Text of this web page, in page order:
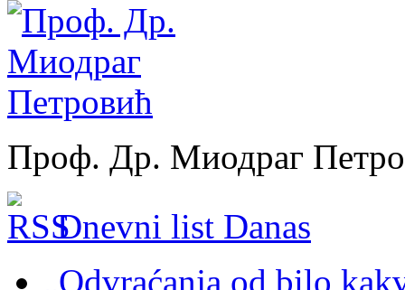
Проф. Др. Миодраг
Dnevni list Danas
„Odvraćanja od bilo